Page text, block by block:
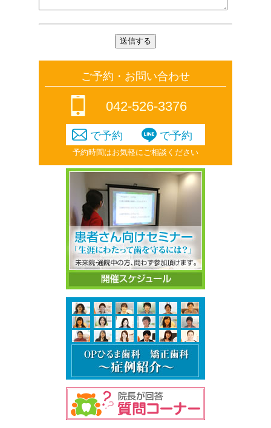
ご予約・お問い合わせ
042-526-3376
で予約 で予約
予約時間はお気軽にご相談ください